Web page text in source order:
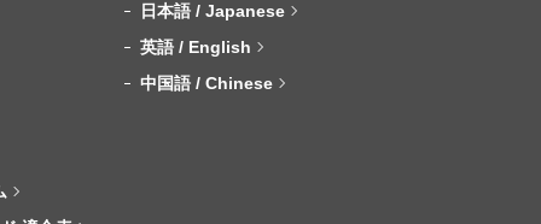
日本語 / Japanese
英語 / English
中国語 / Chinese